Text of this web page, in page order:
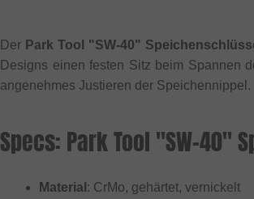
Der Park Tool "SW-40"
Designs einen festen Sitz beim Spannen
angenehmes Justieren der Speichennippel.
Specs: Park Tool "SW-40"
Material : CrMo, gehärtet, vernickelt